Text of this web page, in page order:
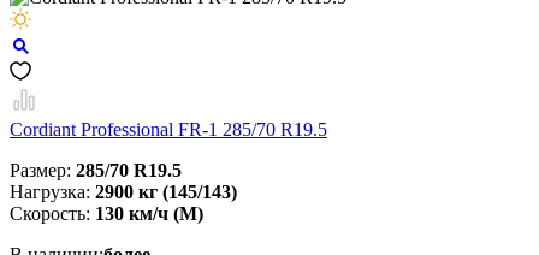
Cordiant Professional FR-1 285/70 R19.5
Размер: 285/70 R19.5
Нагрузка: 2900 кг (145/143)
Скорость: 130 км/ч (M)